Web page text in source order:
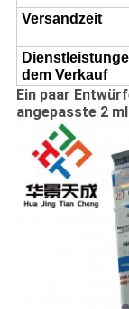
Versandzeit
dem Verkauf
Ein paar
angepasste 2